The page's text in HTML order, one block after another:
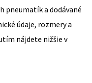
pneumatík a dodávané
údaje, rozmery a
nájdete nižšie v